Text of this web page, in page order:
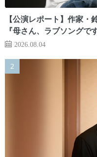
【公演レポート】作家・
『母さん、ラブソングで
2026.08.04